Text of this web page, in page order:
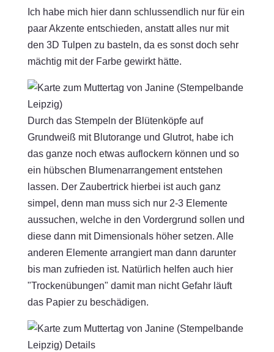
Ich habe mich hier dann schlussendlich nur für ein
paar Akzente entschieden, anstatt alles nur mit
den 3D Tulpen zu basteln, da es sonst doch sehr
mächtig mit der Farbe gewirkt hätte.
Durch das Stempeln der Blütenköpfe auf
Grundweiß mit Blutorange und Glutrot, habe ich
das ganze noch etwas auflockern können und so
ein hübschen Blumenarrangement entstehen
lassen. Der Zaubertrick hierbei ist auch ganz
simpel, denn man muss sich nur 2-3 Elemente
aussuchen, welche in den Vordergrund sollen und
diese dann mit Dimensionals höher setzen. Alle
anderen Elemente arrangiert man dann darunter
bis man zufrieden ist. Natürlich helfen auch hier
"Trockenübungen" damit man nicht Gefahr läuft
das Papier zu beschädigen.